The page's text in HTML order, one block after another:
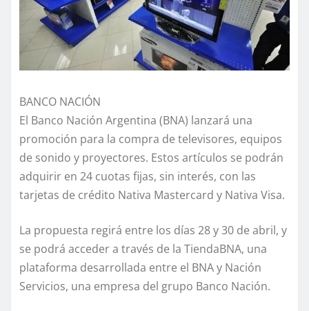
BANCO NACIÓN
El Banco Nación Argentina (BNA) lanzará una
promoción para la compra de televisores, equipos
de sonido y proyectores. Estos artículos se podrán
adquirir en 24 cuotas fijas, sin interés, con las
tarjetas de crédito Nativa Mastercard y Nativa Visa.
La propuesta regirá entre los días 28 y 30 de abril, y
se podrá acceder a través de la TiendaBNA, una
plataforma desarrollada entre el BNA y Nación
Servicios, una empresa del grupo Banco Nación.